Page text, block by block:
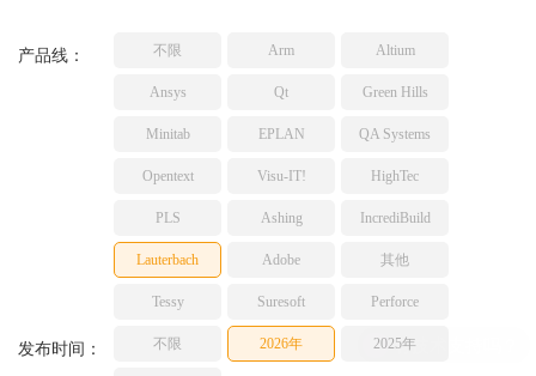
TESSY
网络研讨会
产品线： 不限 Arm Altium
Ansys Qt Green Hills
Minitab EPLAN QA Systems
Opentext Visu-IT! HighTec
PLS Ashing IncrediBuild
Lauterbach Adobe 其他
Tessy Suresoft Perforce
发布时间： 不限 2026年 2025年